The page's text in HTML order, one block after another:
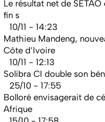
Le résultat net de SETAO
fin s
10/11 - 14:23
Mathieu Mandeng,
Côte d’Ivoire
10/11 - 12:13
Solibra CI double son
25/10 - 17:55
Bolloré envisagerait de
Afrique